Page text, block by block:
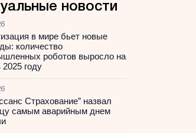
новости
в мире бьет новые
количество
роботов выросло на
2025 году
Страхование” назвал
самым аварийным днем